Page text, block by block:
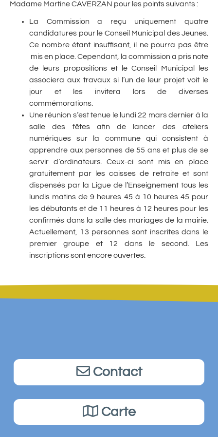
Madame Martine CAVERZAN pour les points suivants :
La Commission a reçu uniquement quatre
candidatures pour le Conseil Municipal des Jeunes.
Ce nombre étant insuffisant, il ne pourra pas être
mis en place. Cependant, la commission a pris note
de leurs propositions et le Conseil Municipal les
associera aux travaux si l’un de leur projet voit le
jour et les invitera lors de diverses
commémorations.
Une réunion s’est tenue le lundi 22 mars dernier à la
salle des fêtes afin de lancer des ateliers
numériques sur la commune qui consistent à
apprendre aux personnes de 55 ans et plus de se
servir d’ordinateurs. Ceux-ci sont mis en place
gratuitement par les caisses de retraite et sont
dispensés par la Ligue de l’Enseignement tous les
lundis matins de 9 heures 45 à 10 heures 45 pour
les débutants et de 11 heures à 12 heures pour les
confirmés dans la salle des mariages de la mairie.
Actuellement, 13 personnes sont inscrites dans le
premier groupe et 12 dans le second. Les
inscriptions sont encore ouvertes.
Contact
Carte